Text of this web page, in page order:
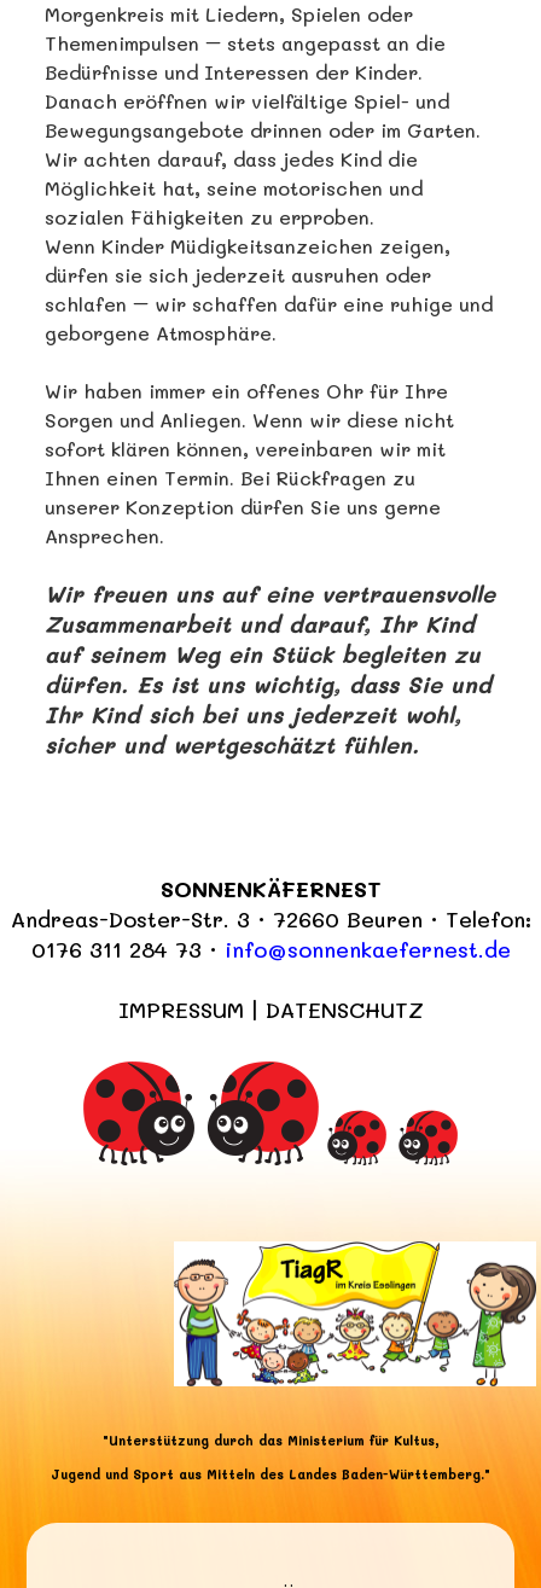
Morgenkreis mit Liedern, Spielen oder
Themenimpulsen – stets angepasst an die
Bedürfnisse und Interessen der Kinder.
Danach eröffnen wir vielfältige Spiel- und
Bewegungsangebote drinnen oder im Garten.
Wir achten darauf, dass jedes Kind die
Möglichkeit hat, seine motorischen und
sozialen Fähigkeiten zu erproben.
Wenn Kinder Müdigkeitsanzeichen zeigen,
dürfen sie sich jederzeit ausruhen oder
schlafen – wir schaffen dafür eine ruhige und
geborgene Atmosphäre.
Wir haben immer ein offenes Ohr für Ihre
Sorgen und Anliegen. Wenn wir diese nicht
sofort klären können, vereinbaren wir mit
Ihnen einen Termin. Bei Rückfragen zu
unserer Konzeption dürfen Sie uns gerne
Ansprechen.
Wir freuen uns auf eine vertrauensvolle
Zusammenarbeit und darauf, Ihr Kind
auf seinem Weg ein Stück begleiten zu
dürfen. Es ist uns wichtig, dass Sie und
Ihr Kind sich bei uns jederzeit wohl,
sicher und wertgeschätzt fühlen.
SONNENKÄFERNEST
Andreas-Doster-Str. 3 · 72660 Beuren · Telefon:
0176 311 284 73 · info@sonnenkaefernest.de
IMPRESSUM | DATENSCHUTZ
"Unterstützung durch das Ministerium für Kultus,
Jugend und Sport aus Mitteln des Landes Baden-Württemberg."